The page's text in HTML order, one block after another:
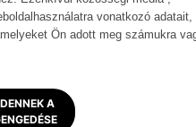
vonatkozó adatait,
Ön adott meg számukra
A